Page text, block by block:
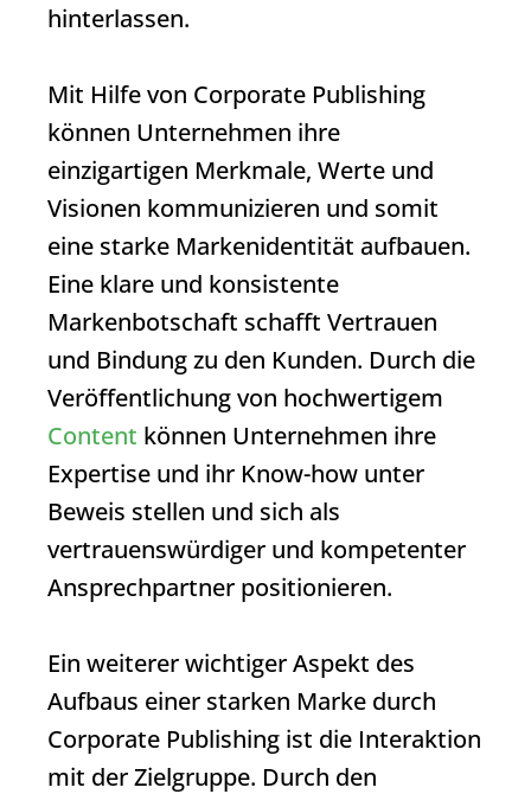
hinterlassen.
Mit Hilfe von Corporate Publishing
können Unternehmen ihre
einzigartigen Merkmale, Werte und
Visionen kommunizieren und somit
eine starke Markenidentität aufbauen.
Eine klare und konsistente
Markenbotschaft schafft Vertrauen
und Bindung zu den Kunden. Durch die
Veröffentlichung von hochwertigem
Content können Unternehmen ihre
Expertise und ihr Know-how unter
Beweis stellen und sich als
vertrauenswürdiger und kompetenter
Ansprechpartner positionieren.
Ein weiterer wichtiger Aspekt des
Aufbaus einer starken Marke durch
Corporate Publishing ist die Interaktion
mit der Zielgruppe. Durch den